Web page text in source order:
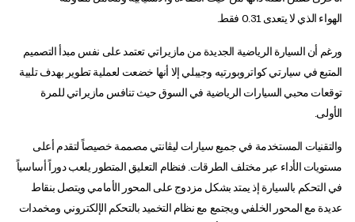
الهواء الذي لا يتعدى 0.31 فقط.
ورغم أن السيارة الرياضية الجديدة من مازيراتي تعتمد على نفس مبدأ التصميم
المتبع في سيارتي كواتروبورتيه وجيبلي إلا أنها خضعت لعملية تطوير بهدف تلبية
توقعات محبي السيارات الرياضية في السوق حيث تنافس مازيراتي للمرة
الأولى.
والتقنيات المستخدمة في جميع سيارات ليڤانتي مصممة خصيصاً لتقدم أعلى
مستويات الأداء عبر مختلف الطرقات. فنظام التعليق المتطور يلعب دوراً أساسياً
في التحكم بالسيارة إذ يمتد بشكل مزدوج على المحور الأمامي ويتصل بنقاط
عديدة مع المحور الخلفي ويجتمع مع نظام التخميد بالتحكم الإلكتروني ومخمدات